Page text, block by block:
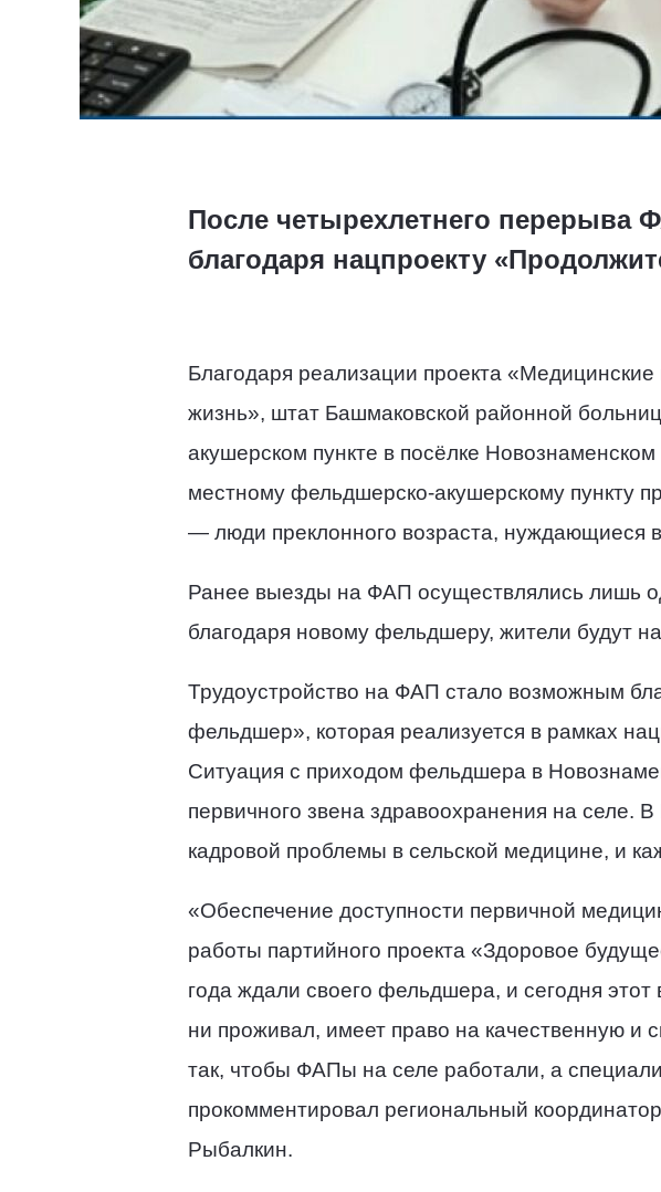
После четырехлетнего перерыва
благодаря нацпроекту
Благодаря реализации проекта
жизнь», штат Башмаковской районной
акушерском пункте в посёлке
местному фельдшерско-акушерскому пункту
— люди преклонного возраста, нуждающиеся
Ранее выезды на ФАП осуществлялись лишь
благодаря новому фельдшеру, жители будут
Трудоустройство на ФАП стало возможным
фельдшер», которая реализуется в рамках
Ситуация с приходом фельдшера в
первичного звена здравоохранения на селе.
кадровой проблемы в сельской медицине, и
«Обеспечение доступности первичной
работы партийного проекта «Здоровое
года ждали своего фельдшера, и сегодня
ни проживал, имеет право на качественную
так, чтобы ФАПы на селе работали, а
прокомментировал региональный
Рыбалкин.